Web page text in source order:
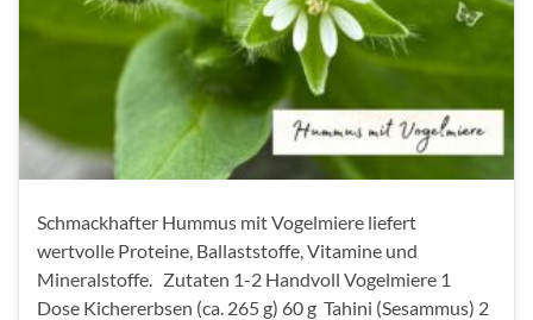
Schmackhafter Hummus mit Vogelmiere liefert
wertvolle Proteine, Ballaststoffe, Vitamine und
Mineralstoffe. Zutaten 1-2 Handvoll Vogelmiere 1
Dose Kichererbsen (ca. 265 g) 60 g Tahini (Sesammus) 2